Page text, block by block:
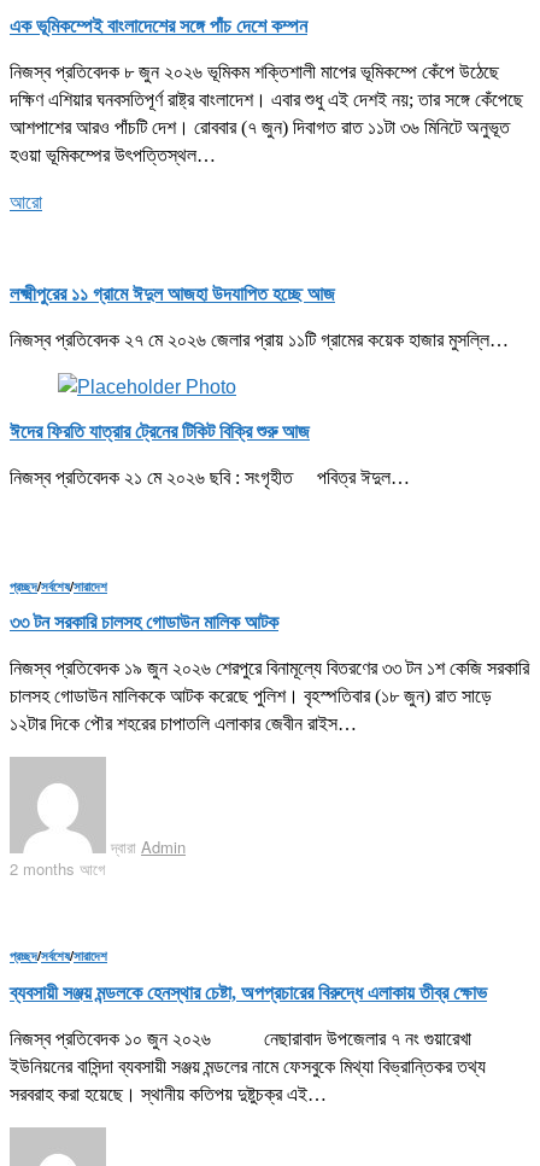
এক ভূমিকম্পেই বাংলাদেশের সঙ্গে পাঁচ দেশে কম্পন
নিজস্ব প্রতিবেদক ৮ জুন ২০২৬ ভূমিকম শক্তিশালী মাপের ভূমিকম্পে কেঁপে উঠেছে
দক্ষিণ এশিয়ার ঘনবসতিপূর্ণ রাষ্ট্র বাংলাদেশ। এবার শুধু এই দেশই নয়; তার সঙ্গে কেঁপেছে
আশপাশের আরও পাঁচটি দেশ। রোববার (৭ জুন) দিবাগত রাত ১১টা ৩৬ মিনিটে অনুভূত
হওয়া ভূমিকম্পের উৎপত্তিস্থল…
আরো
লক্ষ্মীপুরের ১১ গ্রামে ঈদুল আজহা উদযাপিত হচ্ছে আজ
নিজস্ব প্রতিবেদক ২৭ মে ২০২৬ জেলার প্রায় ১১টি গ্রামের কয়েক হাজার মুসল্লি…
ঈদের ফিরতি যাত্রার ট্রেনের টিকিট বিক্রি শুরু আজ
নিজস্ব প্রতিবেদক ২১ মে ২০২৬ ছবি : সংগৃহীত পবিত্র ঈদুল…
প্রচ্ছদ/সর্বশেষ/সারাদেশ
৩৩ টন সরকারি চালসহ গোডাউন মালিক আটক
নিজস্ব প্রতিবেদক ১৯ জুন ২০২৬ শেরপুরে বিনামূল্যে বিতরণের ৩৩ টন ১শ কেজি সরকারি
চালসহ গোডাউন মালিককে আটক করেছে পুলিশ। বৃহস্পতিবার (১৮ জুন) রাত সাড়ে
১২টার দিকে পৌর শহরের চাপাতলি এলাকার জেবীন রাইস…
দ্বারা Admin
2 months আগে
প্রচ্ছদ/সর্বশেষ/সারাদেশ
ব্যবসায়ী সঞ্জয় মন্ডলকে হেনস্থার চেষ্টা, অপপ্রচারের বিরুদ্ধে এলাকায় তীব্র ক্ষোভ
নিজস্ব প্রতিবেদক ১০ জুন ২০২৬ নেছারাবাদ উপজেলার ৭ নং গুয়ারেখা
ইউনিয়নের বাসিন্দা ব্যবসায়ী সঞ্জয় মন্ডলের নামে ফেসবুকে মিথ্যা বিভ্রান্তিকর তথ্য
সরবরাহ করা হয়েছে। স্থানীয় কতিপয় দুষ্টুচক্র এই…